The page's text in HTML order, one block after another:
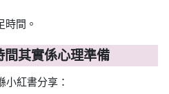
時間。
其實係心理準備
小紅書分享：